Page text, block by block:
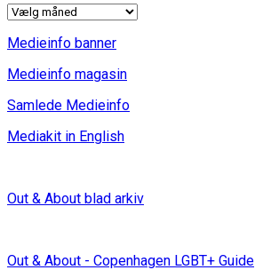
INDLÆG
Medieinfo banner
Medieinfo magasin
Samlede Medieinfo
Mediakit in English
Out & About blad arkiv
Out & About - Copenhagen LGBT+ Guide